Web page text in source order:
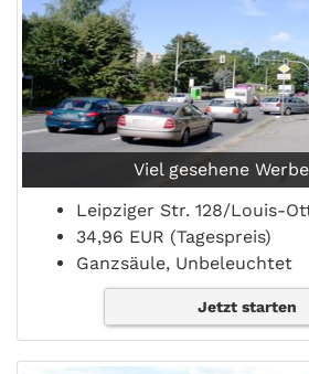
Viel gesehene
Leipziger Str. 128/Louis-
34,96 EUR (Tagespreis)
Ganzsäule, Unbeleuchtet
Jetzt starten